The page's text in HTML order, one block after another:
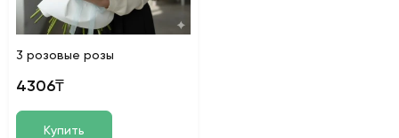
3 розовые розы
4306₸
Купить